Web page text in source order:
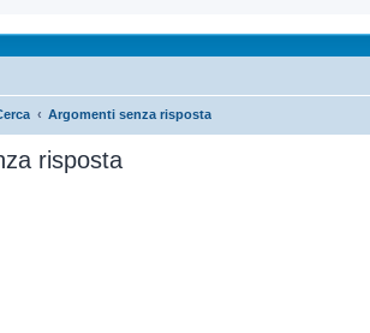
Argomenti senza risposta
risposta